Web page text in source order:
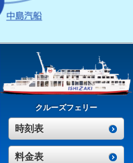
クルーズフェリー
時刻表
料金表